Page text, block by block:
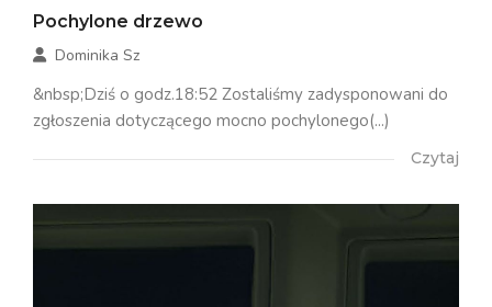
Pochylone drzewo
Dominika Sz
&nbsp;Dziś o godz.18:52 Zostaliśmy zadysponowani do
zgłoszenia dotyczącego mocno pochylonego(...)
Czytaj